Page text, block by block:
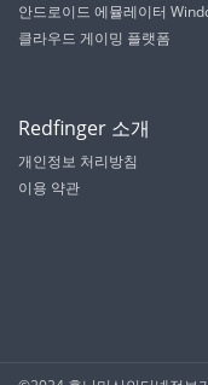
안드로이드 에뮬레이터
클라우드 게이밍 플랫폼
Redfinger 소개
개인정보 처리방침
이용 약관